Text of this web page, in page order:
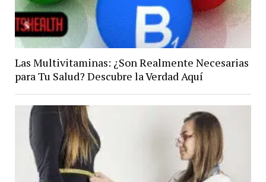
Las Multivitaminas: ¿Son Realmente Necesarias
para Tu Salud? Descubre la Verdad Aquí